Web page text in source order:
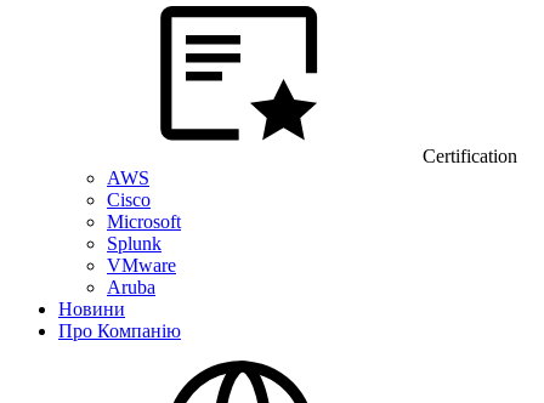
Certification
AWS
Cisco
Microsoft
Splunk
VMware
Aruba
Новини
Про Компанію